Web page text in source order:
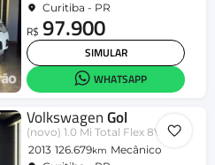
Curitiba - PR
R$ 97.900
SIMULAR
WHATSAPP
VolkswagenGol
(novo) 1.0 Mi Total Flex 8V 4p
2013 126.679km Mecânico